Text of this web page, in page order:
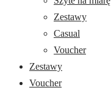
Zestawy
Casual
Voucher
Zestawy
Voucher